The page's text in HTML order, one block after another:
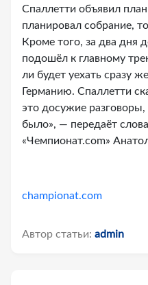
Спаллетти объявил
планировал собрание,
Кроме того, за два дня
подошёл к главному
ли будет уехать сразу
Германию. Спаллетти
это досужие
было», — передаёт
«Чемпионат.com»
championat.com
Автор статьи: admin